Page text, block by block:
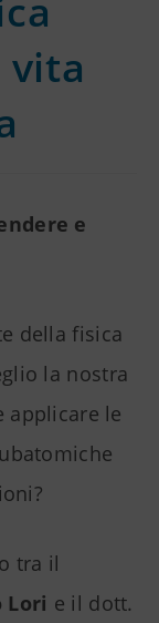
vita
e
della fisica
la nostra
applicare le
tra il
Lori e il dott.